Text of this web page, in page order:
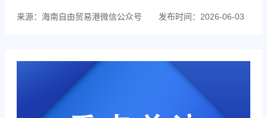
来源：海南自由贸易港微信公众号 发布时间：2026-06-03